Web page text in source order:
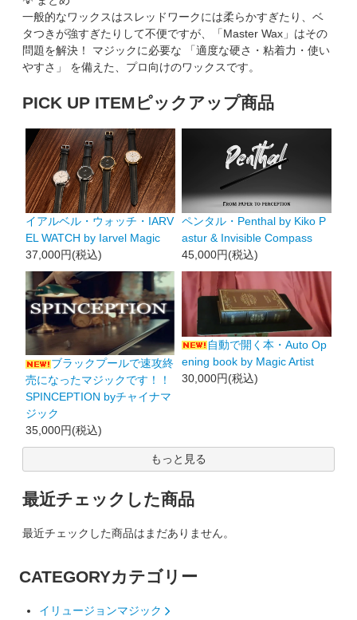
一般的なワックスはスレッドワークには柔らかすぎたり、ベ
タつきが強すぎたりして不便ですが、「Master Wax」はその
問題を解決！ マジックに必要な 「適度な硬さ・粘着力・使い
やすさ」 を備えた、プロ向けのワックスです。
PICK UP ITEM ピックアップ商品
イアルベル・ウォッチ・IARV
EL WATCH by Iarvel Magic
37,000円(税込)
ペンタル・Penthal by Kiko P
astur & Invisible Compass
45,000円(税込)
ブラックプールで速攻終
売になったマジックです！！
SPINCEPTION byチャイナマ
ジック
35,000円(税込)
自動で開く本・Auto Op
ening book by Magic Artist
30,000円(税込)
もっと見る
最近チェックした商品
最近チェックした商品はまだありません。
CATEGORYカテゴリー
イリュージョンマジック